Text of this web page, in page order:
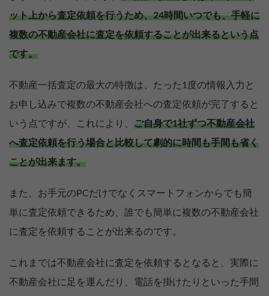
ット上から査定依頼を行うため、24時間いつでも、手軽に
複数の不動産会社に査定を依頼することが出来るという点
です。
不動産一括査定の最大の特徴は、たった1度の情報入力と
お申し込みで複数の不動産会社への査定依頼が完了すると
いう点ですが、これにより、 ご自身で1社ずつ不動産会社
へ査定依頼を行う場合と比較して劇的に時間も手間も省く
ことが出来ます。
また、お手元のPCだけでなくスマートフォンからでも簡
単に査定依頼できるため、誰でも簡単に複数の不動産会社
に査定を依頼することが出来るのです。
これまでは不動産会社に査定を依頼するとなると、実際に
不動産会社に足を運んだり、電話を掛けたりといった手間